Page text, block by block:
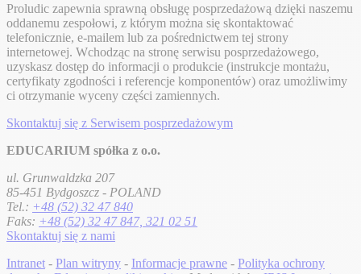
Proludic zapewnia sprawną obsługę posprzedażową dzięki naszemu
oddanemu zespołowi, z którym można się skontaktować
telefonicznie, e-mailem lub za pośrednictwem tej strony
internetowej. Wchodząc na stronę serwisu posprzedażowego,
uzyskasz dostęp do informacji o produkcie (instrukcje montażu,
certyfikaty zgodności i referencje komponentów) oraz umożliwimy
ci otrzymanie wyceny części zamiennych.
Skontaktuj się z Serwisem posprzedażowym
EDUCARIUM spółka z o.o.
ul. Grunwaldzka 207
85-451 Bydgoszcz - POLAND
Tel.: +48 (52) 32 47 840
Faks: +48 (52) 32 47 847, 321 02 51
Skontaktuj się z nami
Intranet - Plan witryny - Informacje prawne - Polityka ochrony